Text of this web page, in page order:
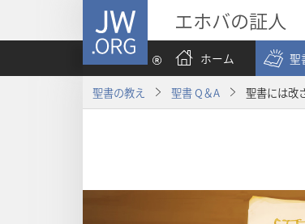
JW.ORG エホバの証人
ホーム
聖
聖書の教え 聖書 Q＆A 聖書には改